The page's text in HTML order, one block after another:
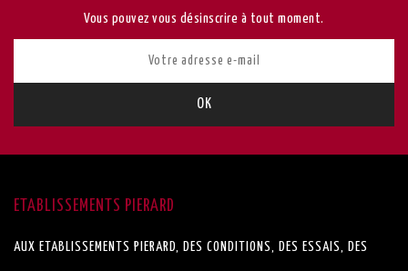
Vous pouvez vous désinscrire à tout moment.
ETABLISSEMENTS PIERARD
AUX ETABLISSEMENTS PIERARD, DES CONDITIONS, DES ESSAIS, DES